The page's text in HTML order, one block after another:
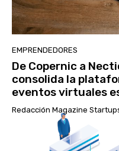
EMPRENDEDORES
De Copernic a
consolida la
eventos virtuales
Redacción Magazine